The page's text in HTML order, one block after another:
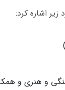
اشاره کرد:
و هنری و